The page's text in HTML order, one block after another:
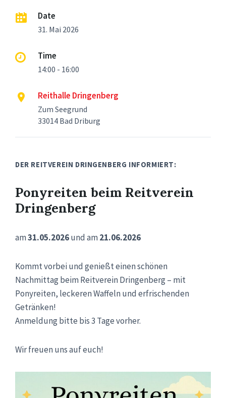
Date
31. Mai 2026
Time
14:00 - 16:00
Reithalle Dringenberg
Zum Seegrund
33014 Bad Driburg
DER REITVEREIN DRINGENBERG INFORMIERT:
Ponyreiten beim Reitverein
Dringenberg
am31.05.2026und am21.06.2026
Kommt vorbei und genießt einen schönen
Nachmittag beim Reitverein Dringenberg – mit
Ponyreiten, leckeren Waffeln und erfrischenden
Getränken!
Anmeldung bitte bis 3 Tage vorher.
Wir freuen uns auf euch!